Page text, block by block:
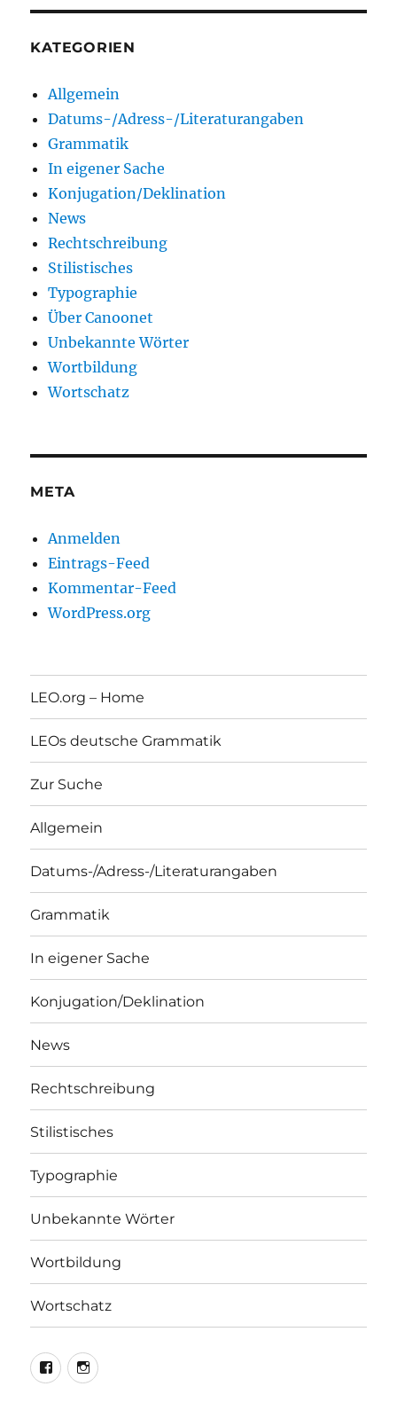
KATEGORIEN
Allgemein
Datums-/Adress-/Literaturangaben
Grammatik
In eigener Sache
Konjugation/Deklination
News
Rechtschreibung
Stilistisches
Typographie
Über Canoonet
Unbekannte Wörter
Wortbildung
Wortschatz
META
Anmelden
Eintrags-Feed
Kommentar-Feed
WordPress.org
LEO.org – Home
LEOs deutsche Grammatik
Zur Suche
Allgemein
Datums-/Adress-/Literaturangaben
Grammatik
In eigener Sache
Konjugation/Deklination
News
Rechtschreibung
Stilistisches
Typographie
Unbekannte Wörter
Wortbildung
Wortschatz
LEO@Facebook
LEO@Instagram